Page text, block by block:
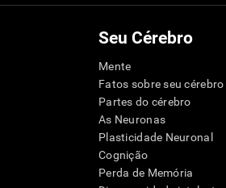
Seu Cérebro
Mente
Fatos sobre seu cérebro
Partes do cérebro
As Neuronas
Plasticidade Neuronal
Cognição
Perda de Memória